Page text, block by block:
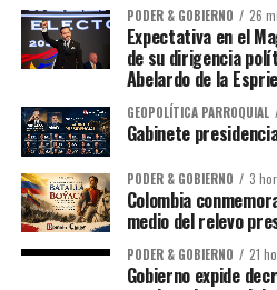
PODER & GOBIERNO 26
Expectativa en el
de su dirigencia
Abelardo de la
GEOPOLÍTICA PARROQUIAL
Gabinete
PODER & GOBIERNO 3
Colombia
medio del relevo
PODER & GOBIERNO 21
Gobierno expide